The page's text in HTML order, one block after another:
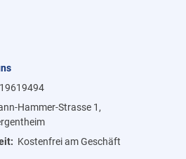
Hammer-Strasse 1,
Kostenfrei am Geschäft